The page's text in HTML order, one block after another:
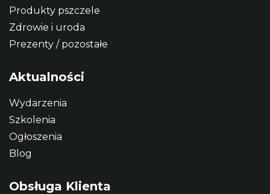
Produkty pszczele
Zdrowie i uroda
Prezenty / pozostałe
Aktualności
Wydarzenia
Szkolenia
Ogłoszenia
Blog
Obsługa Klienta